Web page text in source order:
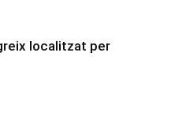
localitzat per